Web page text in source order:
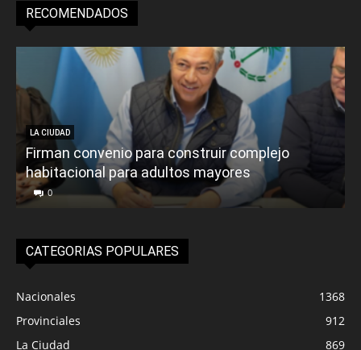
RECOMENDADOS
LA CIUDAD
Firman convenio para construir complejo
habitacional para adultos mayores
0
CATEGORIAS POPULARES
Nacionales
1368
Provinciales
912
La Ciudad
869